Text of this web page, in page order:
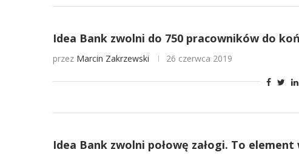
Idea Bank zwolni do 750 pracowników do
przez Marcin Zakrzewski 26 czerwca 2019
Idea Bank zwolni połowę załogi. To